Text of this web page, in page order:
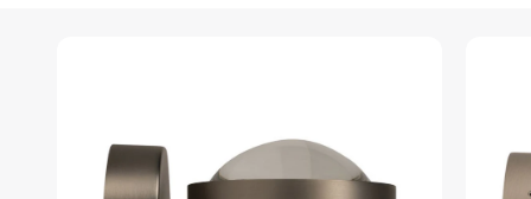
Bildgalerie
springen